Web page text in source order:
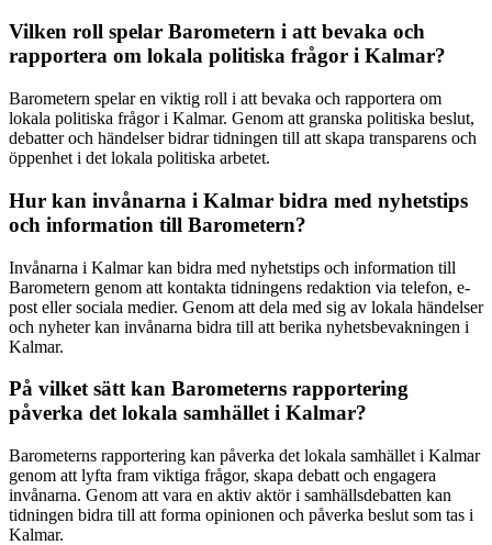
Vilken roll spelar Barometern i att bevaka och
rapportera om lokala politiska frågor i Kalmar?
Barometern spelar en viktig roll i att bevaka och rapportera om
lokala politiska frågor i Kalmar. Genom att granska politiska beslut,
debatter och händelser bidrar tidningen till att skapa transparens och
öppenhet i det lokala politiska arbetet.
Hur kan invånarna i Kalmar bidra med nyhetstips
och information till Barometern?
Invånarna i Kalmar kan bidra med nyhetstips och information till
Barometern genom att kontakta tidningens redaktion via telefon, e-
post eller sociala medier. Genom att dela med sig av lokala händelser
och nyheter kan invånarna bidra till att berika nyhetsbevakningen i
Kalmar.
På vilket sätt kan Barometerns rapportering
påverka det lokala samhället i Kalmar?
Barometerns rapportering kan påverka det lokala samhället i Kalmar
genom att lyfta fram viktiga frågor, skapa debatt och engagera
invånarna. Genom att vara en aktiv aktör i samhällsdebatten kan
tidningen bidra till att forma opinionen och påverka beslut som tas i
Kalmar.